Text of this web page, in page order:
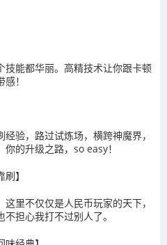
技能都华丽。高精技术让你跟卡顿
！
验，路过试炼场，横跨神魔界，
的升级之路，so easy！
】
里不仅仅是人民币玩家的天下，
担心我打不过别人了。